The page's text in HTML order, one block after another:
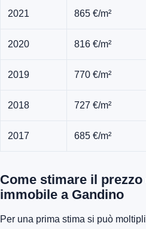
2021 865 €/m²
2020 816 €/m²
2019 770 €/m²
2018 727 €/m²
2017 685 €/m²
Come stimare il
immobile a Gandino
Per una prima stima si può